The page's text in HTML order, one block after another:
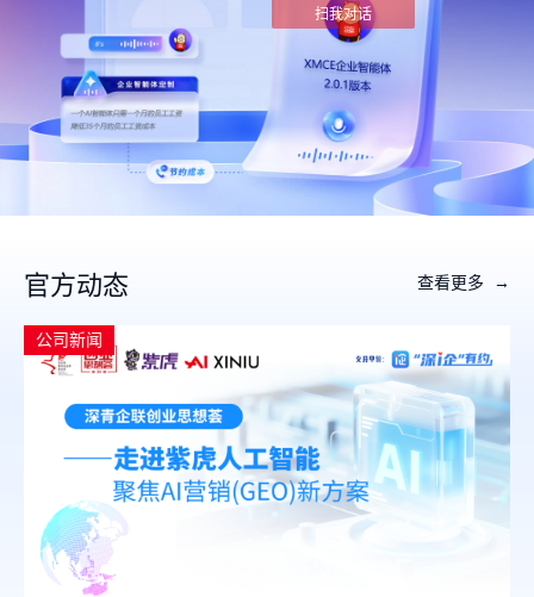
官方动态 查看更多 →
公司新闻
扫我对话